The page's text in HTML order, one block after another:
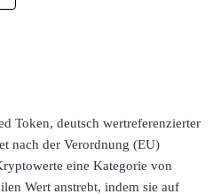
Token, deutsch wertreferenzierter
nach der Verordnung (EU)
eine Kategorie von
Wert anstrebt, indem sie auf